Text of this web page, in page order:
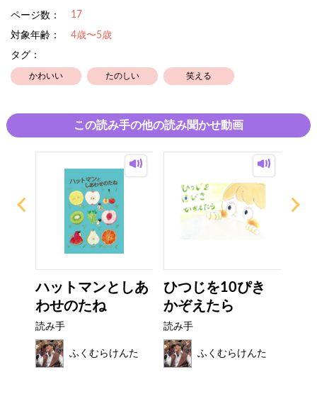
ページ数： 17
対象年齢：
4歳〜5歳
タグ：
かわいい たのしい 笑える
この読み手の他の読み聞かせ動画
ハットマンとしあ
わせのたね
読み手
ふくむらけんた
ひつじを10ぴき
かぞえたら
読み手
ふくむらけんた